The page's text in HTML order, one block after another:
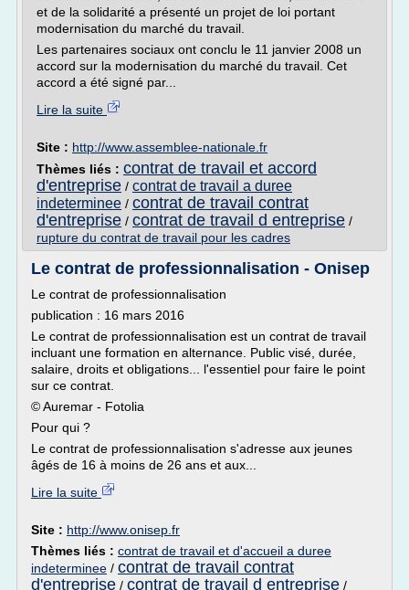
et de la solidarité a présenté un projet de loi portant
modernisation du marché du travail.
Les partenaires sociaux ont conclu le 11 janvier 2008 un
accord sur la modernisation du marché du travail. Cet
accord a été signé par...
Lire la suite
Site : http://www.assemblee-nationale.fr
Thèmes liés : contrat de travail et accord
d'entreprise / contrat de travail a duree
indeterminee / contrat de travail contrat
d'entreprise / contrat de travail d entreprise /
rupture du contrat de travail pour les cadres
Le contrat de professionnalisation - Onisep
Le contrat de professionnalisation
publication : 16 mars 2016
Le contrat de professionnalisation est un contrat de travail
incluant une formation en alternance. Public visé, durée,
salaire, droits et obligations... l'essentiel pour faire le point
sur ce contrat.
© Auremar - Fotolia
Pour qui ?
Le contrat de professionnalisation s'adresse aux jeunes
âgés de 16 à moins de 26 ans et aux...
Lire la suite
Site : http://www.onisep.fr
Thèmes liés : contrat de travail et d'accueil a duree
indeterminee / contrat de travail contrat
d'entreprise / contrat de travail d entreprise /